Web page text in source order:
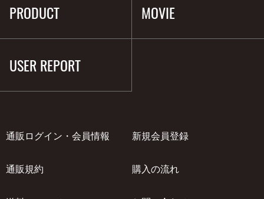
PRODUCT MOVIE
USER REPORT
通販ログイン・会員情報 新規会員登録
通販規約 購入の流れ